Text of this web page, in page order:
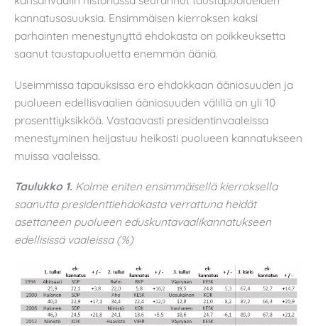
kannatusosuuksia. Ensimmäisen kierroksen kaksi
parhainten menestynyttä ehdokasta on poikkeuksetta
saanut taustapuoluetta enemmän ääniä.
Useimmissa tapauksissa ero ehdokkaan ääniosuuden ja
puolueen edellisvaalien ääniosuuden välillä on yli 10
prosenttiyksikköä. Vastaavasti presidentinvaaleissa
menestyminen heijastuu heikosti puolueen kannatukseen
muissa vaaleissa.
Taulukko 1. Kolme eniten ensimmäisellä kierroksella
saanutta presidenttiehdokasta verrattuna heidät
asettaneen puolueen eduskuntavaalikannatukseen
edellisissä vaaleissa (%)